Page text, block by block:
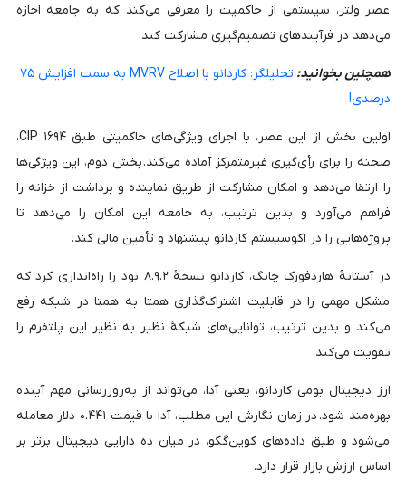
عصر ولتر، سیستمی از حاکمیت را معرفی می‌کند که به جامعه اجازه
می‌دهد در فرآیندهای تصمیم‌گیری مشارکت کند.
همچنین بخوانید:
تحلیلگر: کاردانو با اصلاح MVRV به سمت افزایش ۷۵
درصدی!
اولین بخش از این عصر، با اجرای ویژگی‌های حاکمیتی طبق CIP ۱۶۹۴،
صحنه را برای رأی‌گیری غیرمتمرکز آماده می‌کند. بخش دوم، این ویژگی‌ها
را ارتقا می‌دهد و امکان مشارکت از طریق نماینده و برداشت از خزانه را
فراهم می‌آورد و بدین ترتیب، به جامعه این امکان را می‌دهد تا
پروژه‌هایی را در اکوسیستم کاردانو پیشنهاد و تأمین مالی کند.
در آستانهٔ هاردفورک چانگ، کاردانو نسخهٔ ۸.۹.۲ نود را راه‌اندازی کرد که
مشکل مهمی را در قابلیت اشتراک‌گذاری همتا به همتا در شبکه رفع
می‌کند و بدین ترتیب، توانایی‌های شبکهٔ نظیر به نظیر این پلتفرم را
تقویت می‌کند.
ارز دیجیتال بومی کاردانو، یعنی آدا، می‌تواند از به‌روزرسانی مهم آینده
بهره‌مند شود. در زمان نگارش این مطلب، آدا با قیمت ۰.۴۴۱ دلار معامله
می‌شود و طبق داده‌های کوین‌گکو، در میان ده دارایی دیجیتال برتر بر
اساس ارزش بازار قرار دارد.